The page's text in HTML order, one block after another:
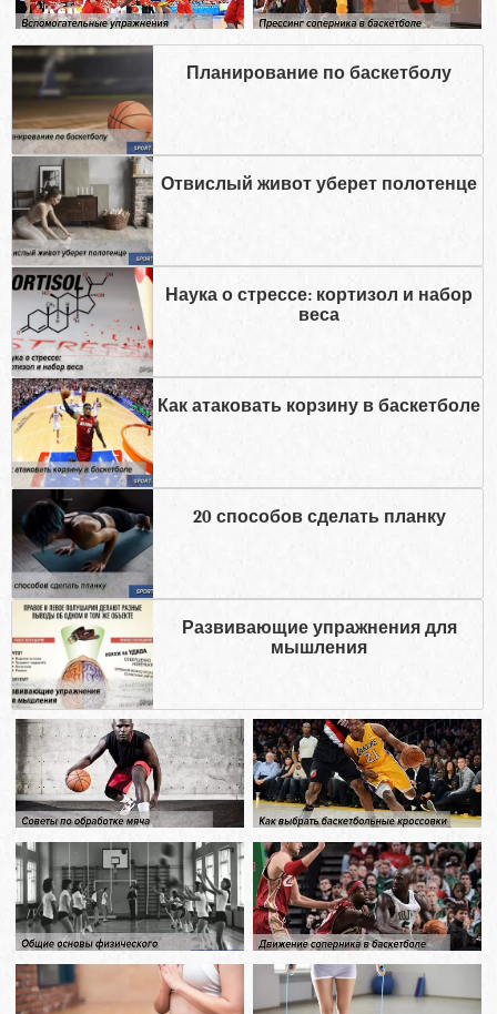
Планирование по баскетболу
Отвислый живот уберет полотенце
Наука о стрессе: кортизол и набор
веса
Как атаковать корзину в баскетболе
20 способов сделать планку
Развивающие упражнения для
мышления